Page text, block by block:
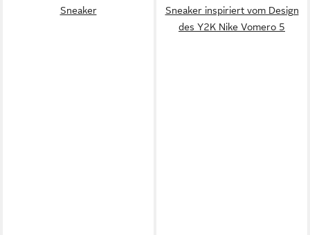
Sneaker
Sneaker inspiriert vom Design
des Y2K Nike Vomero 5